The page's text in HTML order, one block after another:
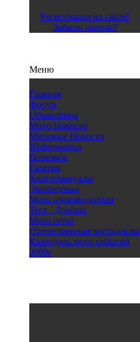
Регистрация на сайте!
Забыли пароль?
Меню
Главная
Форум
Объявления
Мото Новости
Мировые Новости
Информация
Полезное
Галерея
Книги/мануалы
Экипировка
Мото производители
Тест - Драйвы
Мото игры
Отечественные мотоциклы
Календарь мото событий
2009г